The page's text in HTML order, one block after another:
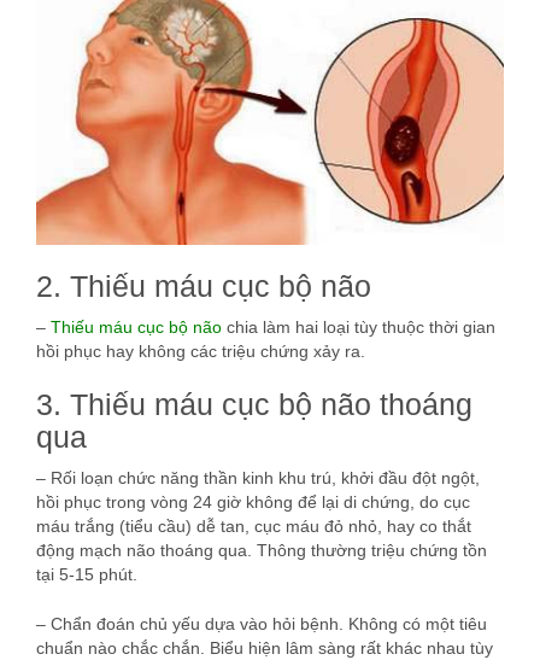
2. Thiếu máu cục bộ não
– Thiếu máu cục bộ não chia làm hai loại tùy thuộc thời gian
hồi phục hay không các triệu chứng xảy ra.
3. Thiếu máu cục bộ não thoáng
qua
– Rối loạn chức năng thần kinh khu trú, khởi đầu đột ngột,
hồi phục trong vòng 24 giờ không để lại di chứng, do cục
máu trắng (tiểu cầu) dễ tan, cục máu đỏ nhỏ, hay co thắt
động mạch não thoáng qua. Thông thường triệu chứng tồn
tại 5-15 phút.
– Chẩn đoán chủ yếu dựa vào hỏi bệnh. Không có một tiêu
chuẩn nào chắc chắn. Biểu hiện lâm sàng rất khác nhau tùy